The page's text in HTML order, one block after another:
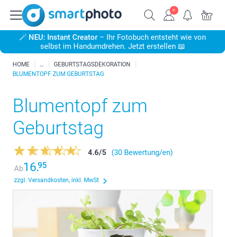
🪄 NEU: Instant Creator – Ihr Fotobuch entsteht wie von
selbst im Handumdrehen. Jetzt erstellen 📖
HOME
GEBURTSTAGSDEKORATION
BLUMENTOPF ZUM GEBURTSTAG
Blumentopf zum
Geburtstag
4.6/5
(30 Bewertung/en)
Ab16.95
zzgl. Versandkosten, inkl. MwSt